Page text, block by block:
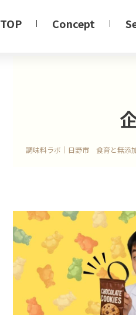
TOP Concept
調味料ラボ｜日野市 食育と無添